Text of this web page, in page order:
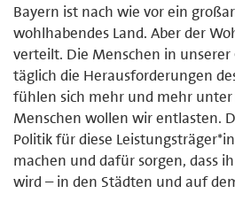
Bayern ist nach wie vor ein
wohlhabendes Land. Aber der
verteilt. Die Menschen in unserer
täglich die Herausforderungen
fühlen sich mehr und mehr unter
Menschen wollen wir entlasten.
Politik für diese
machen und dafür sorgen, dass
wird – in den Städten und auf